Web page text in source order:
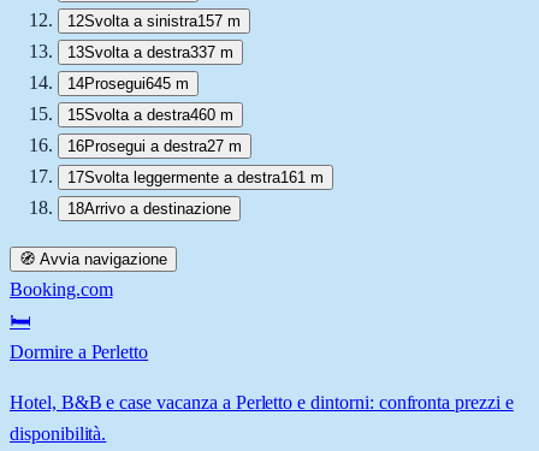
12Svolta a sinistra157 m
13Svolta a destra337 m
14Prosegui645 m
15Svolta a destra460 m
16Prosegui a destra27 m
17Svolta leggermente a destra161 m
18Arrivo a destinazione
🧭 Avvia navigazione
Booking.com
🛏️
Dormire a Perletto
Hotel, B&B e case vacanza a Perletto e dintorni: confronta prezzi e
disponibilità.